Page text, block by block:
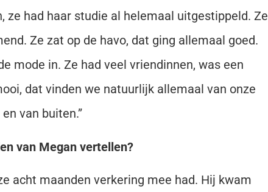
ze had haar studie al helemaal uitgestippeld. Ze
Ze zat op de havo, dat ging allemaal goed.
mode in. Ze had veel vriendinnen, was een
dat vinden we natuurlijk allemaal van onze
van buiten.”
van Megan vertellen?
acht maanden verkering mee had. Hij kwam